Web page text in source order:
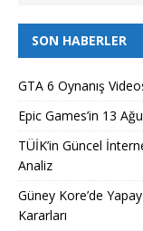
SON HABERLER
GTA 6 Oynanış
Epic Games’in 13
TÜİK’in Güncel
Analiz
Güney Kore’de
Kararları